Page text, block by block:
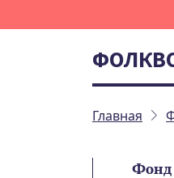
Главная
Фонд